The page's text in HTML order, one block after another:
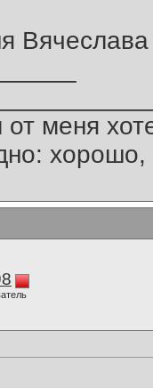
от меня